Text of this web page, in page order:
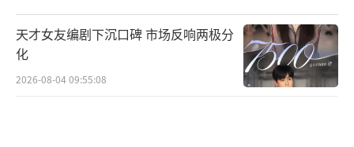
红毯经典瞬间，更预示着她将在光影的艺术殿
堂里继续以作品证明演员的价值——以角色
之“烬”，燃起生命之光。宋佳全新造型亮相
北影节红毯飒爽英姿惊艳全场！
（责任编辑：0882）
天才女友编剧下沉口碑 市场反响两极分
化
2026-08-04 09:55:08